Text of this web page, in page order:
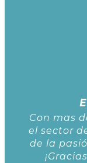
Con mas
el sector
de la